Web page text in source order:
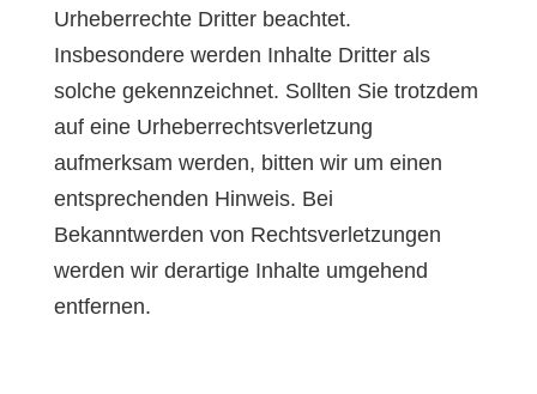
Urheberrechte Dritter beachtet.
Insbesondere werden Inhalte Dritter als
solche gekennzeichnet. Sollten Sie trotzdem
auf eine Urheberrechtsverletzung
aufmerksam werden, bitten wir um einen
entsprechenden Hinweis. Bei
Bekanntwerden von Rechtsverletzungen
werden wir derartige Inhalte umgehend
entfernen.